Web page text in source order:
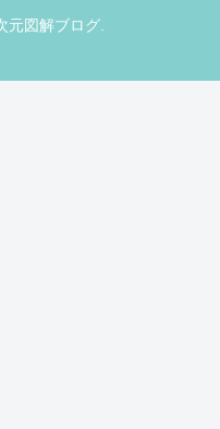
図解ブログ.